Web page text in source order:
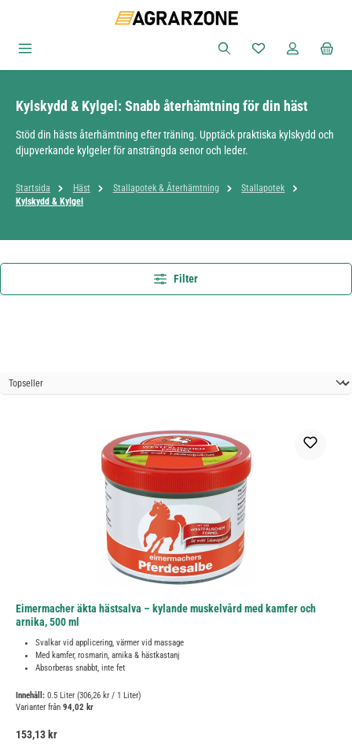
Du har 0 objekt i
Kylskydd & Kylgel: Snabb återhämtning för din häst
Stöd din hästs återhämtning efter träning. Upptäck praktiska kylskydd och
djupverkande kylgeler för ansträngda senor och leder.
Startsida Häst Stallapotek & Återhämtning
Stallapotek
Kylskydd & Kylgel
Filter
Eimermacher äkta hästsalva – kylande muskelvård med kamfer och
arnika, 500 ml
Svalkar vid applicering, värmer vid massage
Med kamfer, rosmarin, arnika & hästkastanj
Absorberas snabbt, inte fet
Innehåll: 0.5 Liter (306,26 kr / 1 Liter)
Varianter från 94,02 kr
Ordinarie pris:
153,13 kr